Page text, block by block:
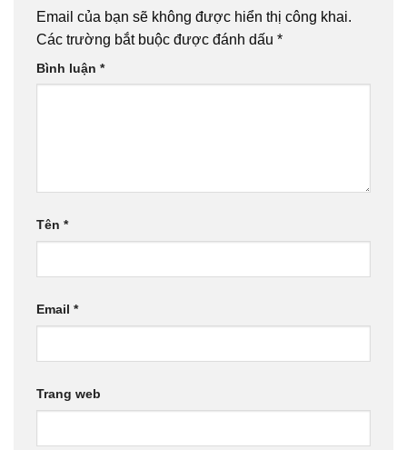
Email của bạn sẽ không được hiển thị công khai.
Các trường bắt buộc được đánh dấu *
Bình luận *
Tên *
Email *
Trang web